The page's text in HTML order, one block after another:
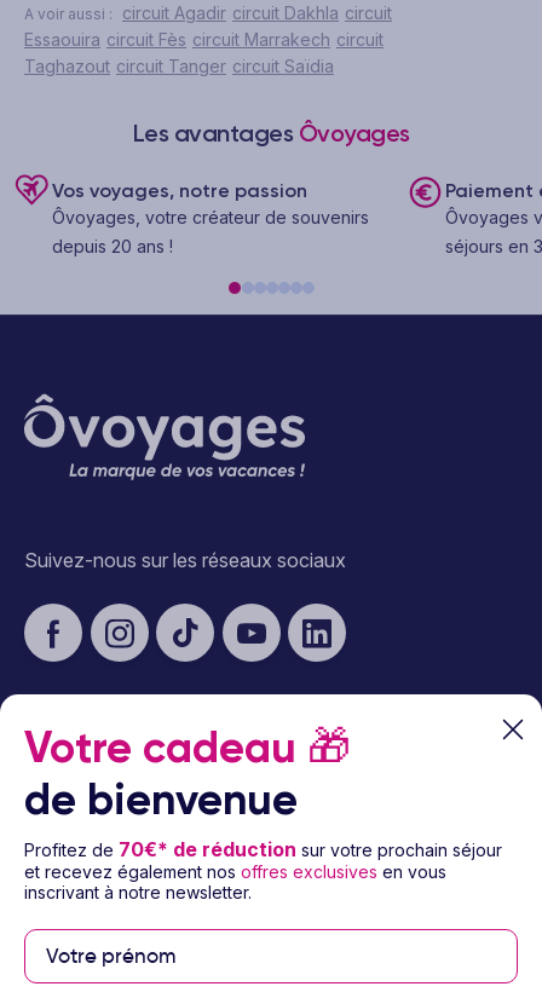
A voir aussi : circuit Agadir circuit Dakhla circuit
Essaouira circuit Fès circuit Marrakech circuit
Taghazout circuit Tanger circuit Saïdia
Les avantages Ôvoyages
Vos voyages, notre passion
Ôvoyages, votre créateur de souvenirs
depuis 20 ans !
Paiement
Ôvoyages
séjours en
Suivez-nous sur les réseaux sociaux
À propos d’Ôvoyages
© 2026 Ôvoyages
Votre cadeau 🎁
de bienvenue
Profitez de 70€* de réduction sur votre prochain séjour
et recevez également nos offres exclusives en vous
inscrivant à notre newsletter.